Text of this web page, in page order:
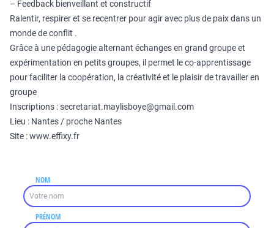
– Feedback bienveillant et constructif
Ralentir, respirer et se recentrer pour agir avec plus de paix dans un
monde de conflit .
Grâce à une pédagogie alternant échanges en grand groupe et
expérimentation en petits groupes, il permet le co-apprentissage
pour faciliter la coopération, la créativité et le plaisir de travailler en
groupe
Inscriptions :secretariat.maylisboye@gmail.com
Lieu : Nantes / proche Nantes
Site :www.effixy.fr
NOM
PRÉNOM